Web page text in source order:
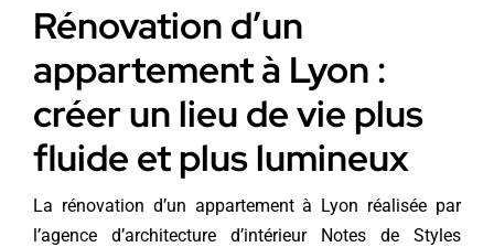
Prestations
Nos
Notes de
Rénovation d’un
appartement à Lyon :
créer un lieu de vie plus
fluide et plus lumineux
La rénovation d’un appartement à Lyon réalisée par
l’agence d’architecture d’intérieur Notes de Styles